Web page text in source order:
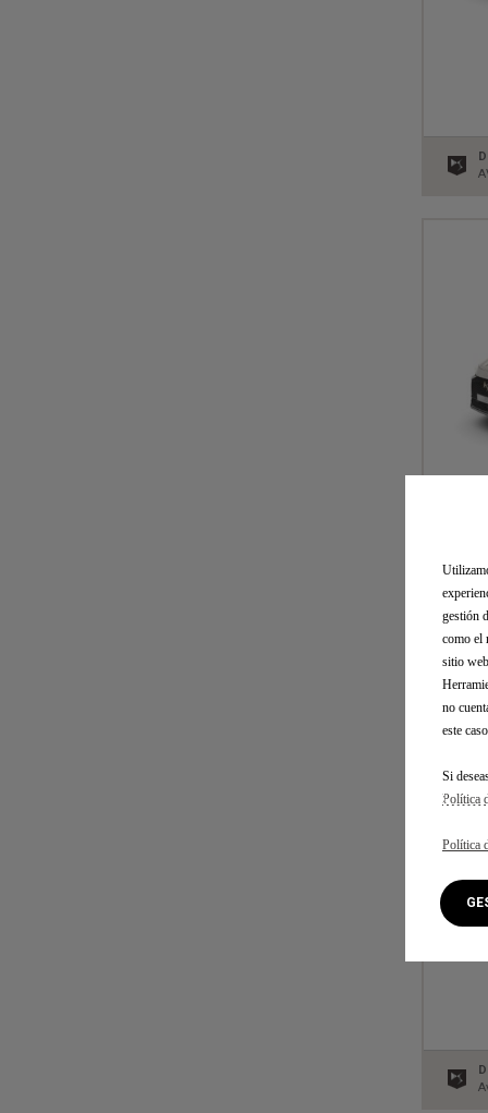
gestión
como el
sitio
no
este
Si
Política
Política